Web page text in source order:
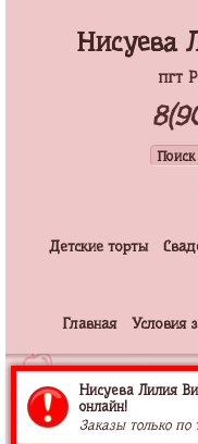
Нисуева
пгт
Детские торты
Главная Условия
Нисуева Лилия
онлайн!
Заказы только по